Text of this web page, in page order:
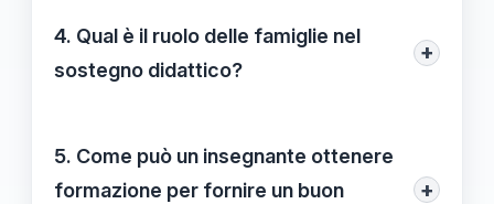
integrato, il sostegno didattico aiuta a
rispondere alle diverse esigenze degli
educativa.
4. Qual è il ruolo delle famiglie nel
sostegno didattico?
+
sostegno didattico, poiché il loro
coinvolgimento attivo nelle decisioni
5. Come può un insegnante ottenere
formazione per fornire un buon
+